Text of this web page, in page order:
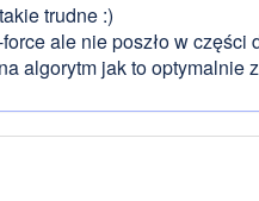
trudne :)
ale nie poszło w
algorytm jak to optymalnie